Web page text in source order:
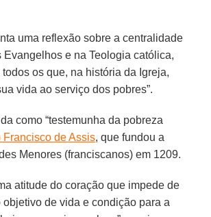
uma reflexão sobre a centralidade
Evangelhos e na Teologia católica,
os que, na história da Igreja,
vida ao serviço dos pobres”.
como “testemunha da pobreza
Francisco de Assis, que fundou a
Menores (franciscanos) em 1209.
atitude do coração que impede de
objetivo de vida e condição para a